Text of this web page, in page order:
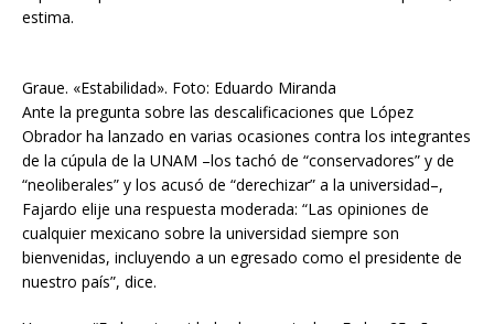
estima.
Graue. «Estabilidad». Foto: Eduardo Miranda
Ante la pregunta sobre las descalificaciones que López
Obrador ha lanzado en varias ocasiones contra los integrantes
de la cúpula de la UNAM –los tachó de “conservadores” y de
“neoliberales” y los acusó de “derechizar” a la universidad–,
Fajardo elije una respuesta moderada: “Las opiniones de
cualquier mexicano sobre la universidad siempre son
bienvenidas, incluyendo a un egresado como el presidente de
nuestro país”, dice.